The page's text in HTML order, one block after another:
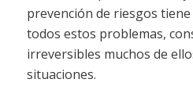
prevención de riesgos
todos estos problemas,
irreversibles muchos de
situaciones.